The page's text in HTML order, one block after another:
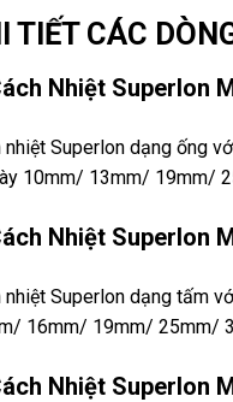
TIẾT CÁC
Nhiệt Superlon
nhiệt Superlon dạng ống
10mm/ 13mm/ 19mm/
Nhiệt Superlon
nhiệt Superlon dạng tấm
16mm/ 19mm/ 25mm/
Nhiệt Superlon